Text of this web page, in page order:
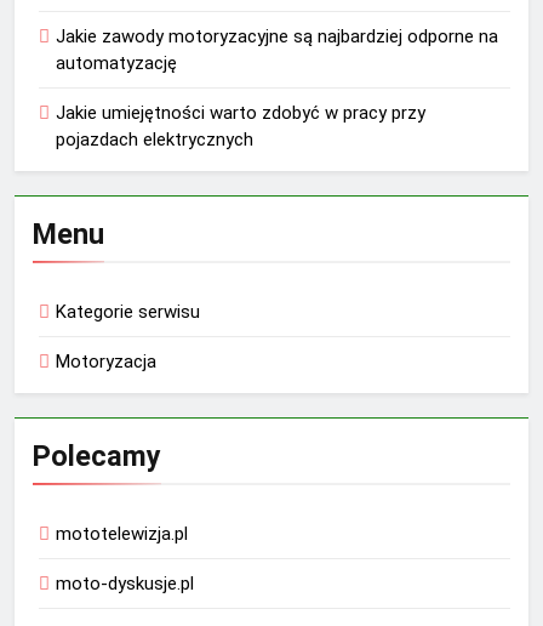
Jakie zawody motoryzacyjne są najbardziej odporne na
automatyzację
Jakie umiejętności warto zdobyć w pracy przy
pojazdach elektrycznych
Menu
Kategorie serwisu
Motoryzacja
Polecamy
mototelewizja.pl
moto-dyskusje.pl